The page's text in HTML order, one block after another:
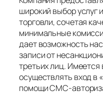
широкий выбор услуг
торговли, сочетая
минимальные
дает возможность
записи от
третьих лиц.
осуществлять вход в
помощи СМС-